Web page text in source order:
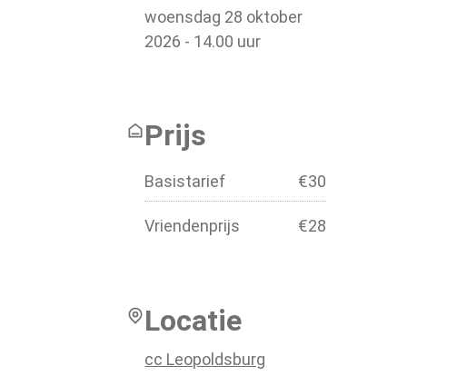
woensdag 28 oktober
2026 - 14.00 uur
Prijs
Basistarief €30
Vriendenprijs €28
Locatie
cc Leopoldsburg